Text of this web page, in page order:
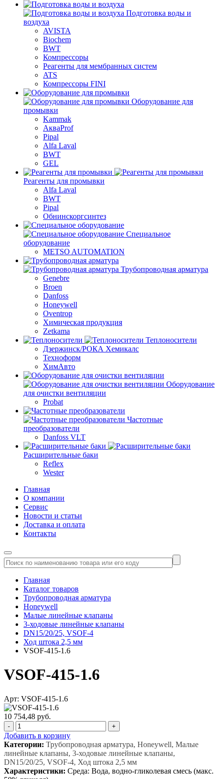
Подготовка воды и
воздуха
AVISTA
Biochem
BWT
Компрессоры
Реагенты для мембранных систем
ATS
Компрессоры FINI
Оборудование для
промывки
Kammak
АкваProf
Pipal
Alfa Laval
BWT
GEL
Реагенты для промывки
Alfa Laval
BWT
Pipal
Обнинскоргсинтез
Специальное
оборудование
METSO AUTOMATION
Трубопроводная арматура
Genebre
Broen
Danfoss
Honeywell
Oventrop
Химическая продукция
Zetkama
Теплоносители
Дзержинск/РОКА Хемикалс
Техноформ
ХимАвто
Оборудование
для очистки вентиляции
Probat
Частотные
преобразователи
Danfoss VLT
Расширительные баки
Reflex
Wester
Главная
О компании
Сервис
Новости и статьи
Доставка и оплата
Контакты
Главная
Каталог товаров
Трубопроводная арматура
Honeywell
Малые линейные клапаны
3-ходовые линейные клапаны
DN15/20/25, VSOF-4
Ход штока 2,5 мм
VSOF-415-1.6
VSOF-415-1.6
Арт: VSOF-415-1.6
10 754,48 руб.
- +
Добавить в корзину
Категории: Трубопроводная арматура, Honeywell, Малые
линейные клапаны, 3-ходовые линейные клапаны,
DN15/20/25, VSOF-4, Ход штока 2,5 мм
Характеристики: Среда: Вода, водно-гликолевая смесь (макс.